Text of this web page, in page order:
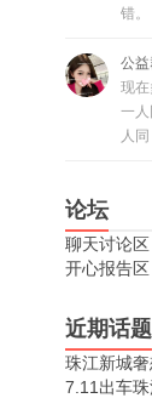
错。
公益
现
一
人同
论坛
聊天讨论区
开心报告区
近期话题
珠江新城
7.11出车